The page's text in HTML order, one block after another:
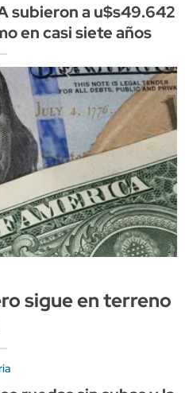
subieron a u$s49.642
en casi siete años
sigue en terreno